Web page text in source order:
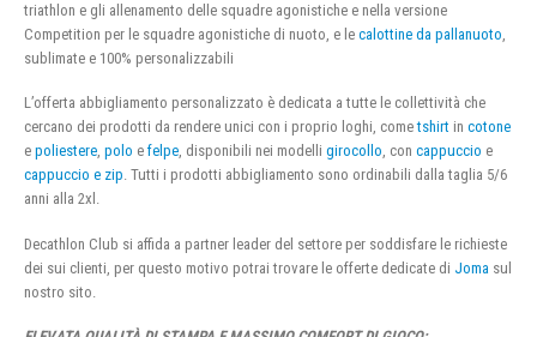
triathlon e gli allenamento delle squadre agonistiche e nella versione
Competition per le squadre agonistiche di nuoto, e le calottine da pallanuoto,
sublimate e 100% personalizzabili
L’offerta abbigliamento personalizzato è dedicata a tutte le collettività che
cercano dei prodotti da rendere unici con i proprio loghi, cometshirt in cotone
e poliestere, polo e felpe, disponibili nei modelli girocollo, con cappuccio e
cappuccio e zip. Tutti i prodotti abbigliamento sono ordinabili dalla taglia 5/6
anni alla 2xl.
Decathlon Club si affida a partner leader del settore per soddisfare le richieste
dei sui clienti, per questo motivo potrai trovare le offerte dedicate di Joma sul
nostro sito.